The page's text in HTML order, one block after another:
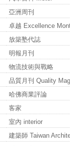
亞洲周刊
卓越 Excellence
放築塾代誌
明報月刊
物流技術與戰略
品質月刊 Quality
哈佛商業評論
客家
室內 interior
建築師 Taiwan